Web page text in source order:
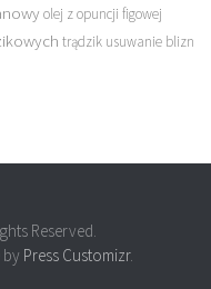
olej z opuncji figowej
trądzik usuwanie blizn
Reserved.
by Press Customizr.